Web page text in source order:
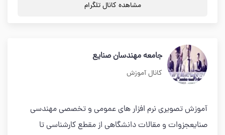
مشاهده کانال تلگرام
جامعه مهندسان صنایع
کانال آموزش
آموزش تصویری نرم افزار های عمومی و تخصصی مهندسی
صنایعجزوات و مقالات دانشگاهی از مقطع کارشناسی تا